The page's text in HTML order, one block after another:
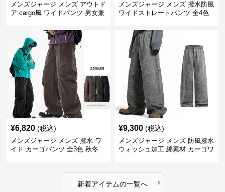
メンズジャージ メンズ アウトド
ア cargo風 ワイドパンツ 男女兼
メンズジャージ メンズ 撥水防風
ワイドストレートパンツ 全4色
¥6,820 (税込)
メンズジャージ メンズ 撥水 ワ
イド カーゴパンツ 全3色 秋冬
¥9,300 (税込)
メンズジャージ メンズ 防風撥水
ウォッシュ加工 綿素材 カーゴワ
新着アイテムの一覧へ ›